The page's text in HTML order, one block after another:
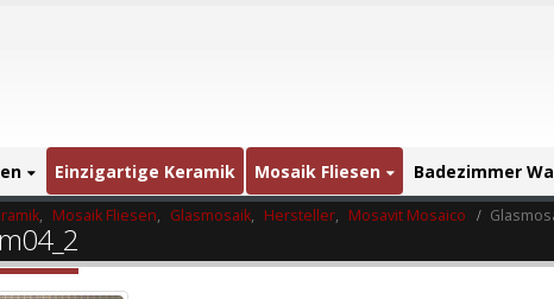
Einzigartige Keramik Mosaik Fliesen Badezimmer
, Mosaik Fliesen, Glasmosaik, Hersteller, Mosavit Mosaico